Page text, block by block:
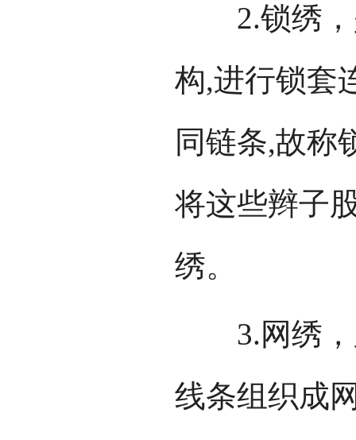
2.锁绣，
构,进行锁套
同链条,故称
将这些辫子
绣。
3.网绣，
线条组织成